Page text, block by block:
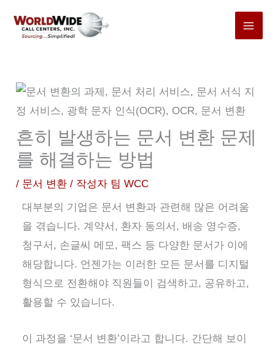
흔히 발생하는 문서 변환 문제
를 해결하는 방법
/ 문서 변환 / 작성자 팀 WCC
대부분의 기업은 문서 변환과 관련해 많은 어려움
을 겪습니다. 계약서, 환자 동의서, 배송 영수증,
청구서, 손글씨 메모, 팩스 등 다양한 문서가 이에
해당합니다. 언젠가는 이러한 모든 문서를 디지털
형식으로 전환해야 직원들이 검색하고, 공유하고,
활용할 수 있습니다.
이 과정을 ‘문서 변환’이라고 합니다. 간단해 보이